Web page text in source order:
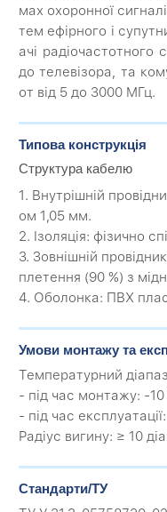
мах охоронної
тем ефірного і
ачі радіочастотного
до телевізора, та
от від 5 до 3000 МГц.
Типова конструкція
Структура кабелю
1. Внутрішній
ом 1,05 мм.
2. Ізоляція: фізично
3. Зовнішній
плетення (90 %) з
4. Оболонка: ПВХ
Умови монтажу та
Температурний
- під час монтажу: -10
- під час
Радіус вигину: ≥ 10
Стандарти/ТУ